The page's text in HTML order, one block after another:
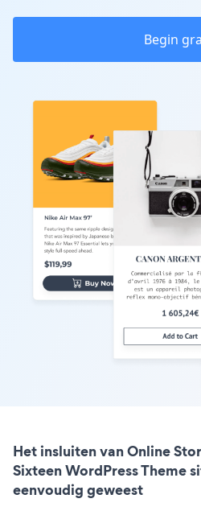
Begin
Het insluiten van Online
Sixteen WordPress Theme
eenvoudig geweest